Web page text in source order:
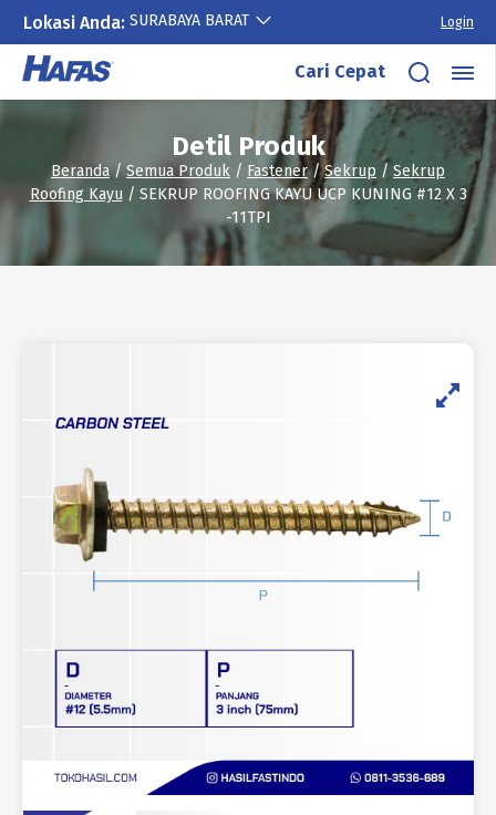
Lokasi Anda: SURABAYA BARAT Login
Lewati
konten
Cari Cepat
Detil Produk
Beranda/Semua Produk / Fastener/Sekrup / Sekrup
Roofing Kayu / SEKRUP ROOFING KAYU UCP KUNING #12 X 3
-11TPI